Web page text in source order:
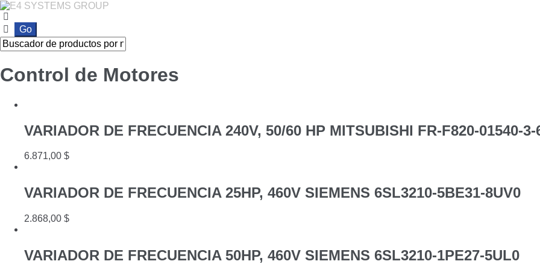
Ir
a
la
navegación
Ir
al
contenido
Control de Motores
VARIADOR DE FRECUENCIA 240V, 50/60 HP MITSUBISHI FR-F820-01540-3-
6.871,00 $
VARIADOR DE FRECUENCIA 25HP, 460V SIEMENS 6SL3210-5BE31-8UV0
2.868,00 $
VARIADOR DE FRECUENCIA 50HP, 460V SIEMENS 6SL3210-1PE27-5UL0